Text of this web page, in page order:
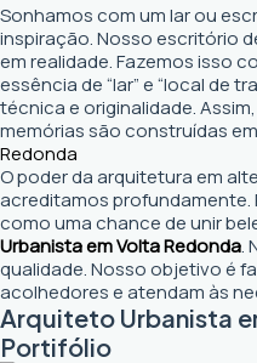
Sonhamos com um lar ou
inspiração. Nosso escritório
em realidade. Fazemos isso
essência de “lar” e “local de
técnica e originalidade.
memórias são construídas em
Redonda
O poder da arquitetura em
acreditamos profundamente.
como uma chance de unir
Urbanista em Volta Redonda.
qualidade. Nosso objetivo é
acolhedores e atendam às
Arquiteto Urbanista
Portifólio